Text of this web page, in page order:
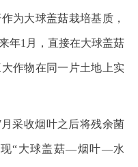
为大球盖菇栽培基质，
年1月，直接在大球盖菇
作物在同一片土地上实
采收烟叶之后将残余菌
现“大球盖菇—烟叶—水